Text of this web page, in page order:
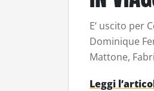
E’ uscito per
Dominique
Mattone,
Leggi